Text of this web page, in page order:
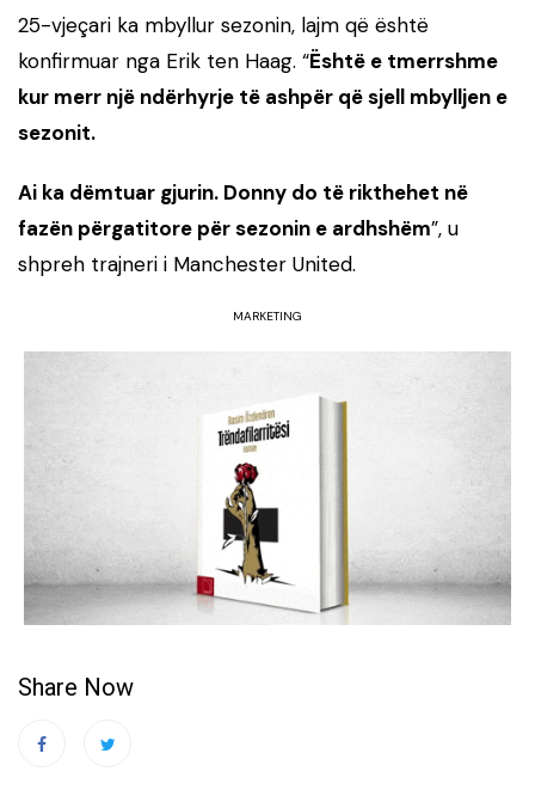
25-vjeçari ka mbyllur sezonin, lajm që është
konfirmuar nga Erik ten Haag. “Është e tmerrshme
kur merr një ndërhyrje të ashpër që sjell mbylljen e
sezonit.
Ai ka dëmtuar gjurin. Donny do të rikthehet në
fazën përgatitore për sezonin e ardhshëm”, u
shpreh trajneri i Manchester United.
MARKETING
Share Now